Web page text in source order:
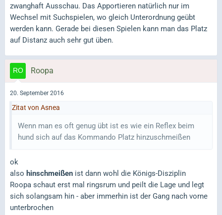
zwanghaft Ausschau. Das Apportieren natürlich nur im
Wechsel mit Suchspielen, wo gleich Unterordnung geübt
werden kann. Gerade bei diesen Spielen kann man das Platz
auf Distanz auch sehr gut üben.
Roopa
20. September 2016
Zitat von Asnea
Wenn man es oft genug übt ist es wie ein Reflex beim
hund sich auf das Kommando Platz hinzuschmeißen
ok
also hinschmeißen ist dann wohl die Königs-Disziplin
Roopa schaut erst mal ringsrum und peilt die Lage und legt
sich solangsam hin - aber immerhin ist der Gang nach vorne
unterbrochen